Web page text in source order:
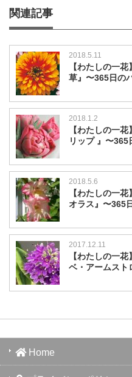
関連記事
2018.5.11
【わたしの一
草』〜365日の
2018.1.2
【わたしの一
リップ 』〜365
2018.5.6
【わたしの一
オラス』〜365
2017.12.11
【わたしの一
ベ・アームスト
Home